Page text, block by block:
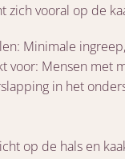
zich vooral op de
Minimale
voor: Mensen met
in het
op de hals en